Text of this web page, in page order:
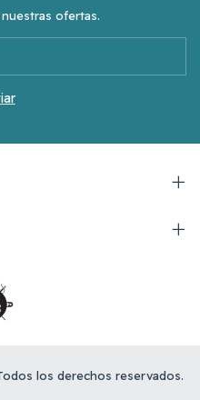
ofertas.
los derechos reservados.